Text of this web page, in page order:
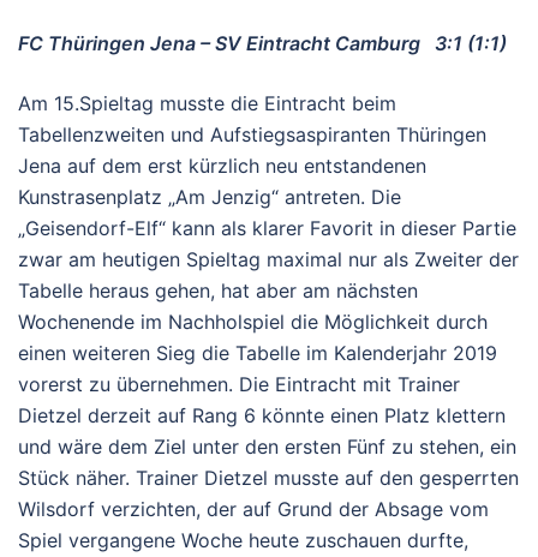
FC Thüringen Jena – SV Eintracht Camburg 3:1 (1:1)
Am 15.Spieltag musste die Eintracht beim
Tabellenzweiten und Aufstiegsaspiranten Thüringen
Jena auf dem erst kürzlich neu entstandenen
Kunstrasenplatz „Am Jenzig“ antreten. Die
„Geisendorf-Elf“ kann als klarer Favorit in dieser Partie
zwar am heutigen Spieltag maximal nur als Zweiter der
Tabelle heraus gehen, hat aber am nächsten
Wochenende im Nachholspiel die Möglichkeit durch
einen weiteren Sieg die Tabelle im Kalenderjahr 2019
vorerst zu übernehmen. Die Eintracht mit Trainer
Dietzel derzeit auf Rang 6 könnte einen Platz klettern
und wäre dem Ziel unter den ersten Fünf zu stehen, ein
Stück näher. Trainer Dietzel musste auf den gesperrten
Wilsdorf verzichten, der auf Grund der Absage vom
Spiel vergangene Woche heute zuschauen durfte,